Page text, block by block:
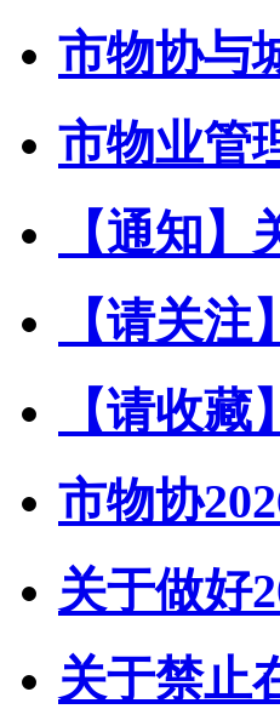
市物协与
市物业管
【通知
【请关
【请收
市物协
关于做好
关于禁止